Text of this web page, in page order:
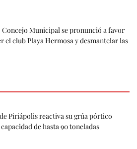
Municipal se pronunció a favor
el club Playa Hermosa y desmantelar las
Piriápolis reactiva su grúa pórtico
de hasta 90 toneladas